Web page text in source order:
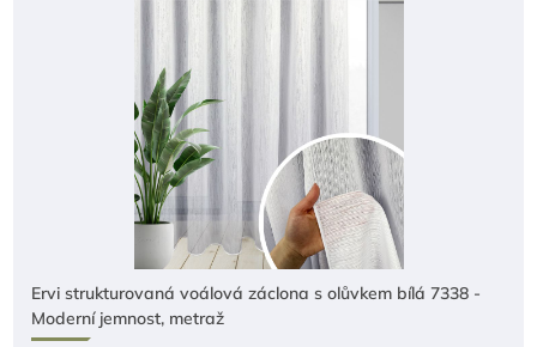
Ervi strukturovaná voálová záclona s olůvkem bílá 7338 -
Moderní jemnost, metraž